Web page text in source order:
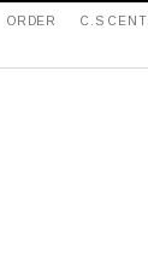
ORDER C.S